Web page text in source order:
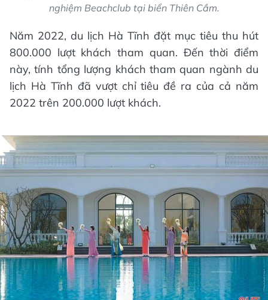
nghiệm Beachclub tại biển Thiên Cầm.
Năm 2022, du lịch Hà Tĩnh đặt mục tiêu thu hút
800.000 lượt khách tham quan. Đến thời điểm
này, tính tổng lượng khách tham quan ngành du
lịch Hà Tĩnh đã vượt chỉ tiêu đề ra của cả năm
2022 trên 200.000 lượt khách.